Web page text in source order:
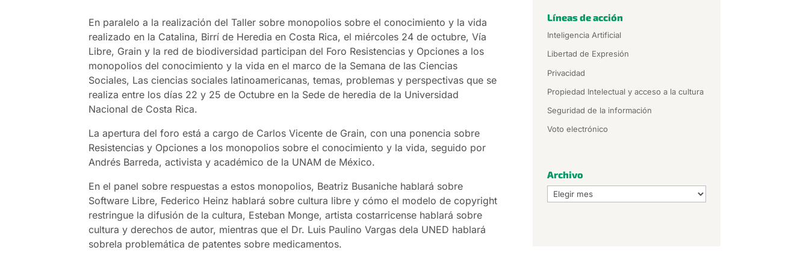
En paralelo a la realización del Taller sobre monopolios sobre el conocimiento y la vida
realizado en la Catalina, Birrí de Heredia en Costa Rica, el miércoles 24 de octubre, Vía
Libre, Grain y la red de biodiversidad participan del Foro Resistencias y Opciones a los
monopolios del conocimiento y la vida en el marco de la Semana de las Ciencias
Sociales, Las ciencias sociales latinoamericanas, temas, problemas y perspectivas que se
realiza entre los días 22 y 25 de Octubre en la Sede de heredia de la Universidad
Nacional de Costa Rica.
La apertura del foro está a cargo de Carlos Vicente de Grain, con una ponencia sobre
Resistencias y Opciones a los monopolios sobre el conocimiento y la vida, seguido por
Andrés Barreda, activista y académico de la UNAM de México.
En el panel sobre respuestas a estos monopolios, Beatriz Busaniche hablará sobre
Software Libre, Federico Heinz hablará sobre cultura libre y cómo el modelo de copyright
restringue la difusión de la cultura, Esteban Monge, artista costarricense hablará sobre
cultura y derechos de autor, mientras que el Dr. Luis Paulino Vargas dela UNED hablará
sobrela problemática de patentes sobre medicamentos.
Líneas de acción
Inteligencia Artificial
Libertad de Expresión
Privacidad
Propiedad Intelectual y acceso a la cultura
Seguridad de la información
Voto electrónico
Archivo
Archivo